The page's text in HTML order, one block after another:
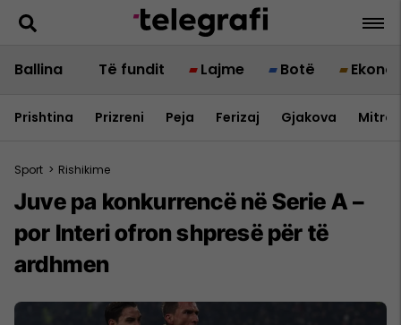
Ballina Të fundit Lajme Botë
Prishtina Prizreni Peja Ferizaj Gjakova
Sport > Rishikime
Juve pa konkurrencë në Serie A –
por Interi ofron shpresë për të
ardhmen